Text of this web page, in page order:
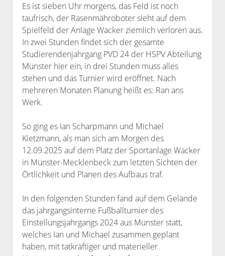
Es ist sieben Uhr morgens, das Feld ist noch
taufrisch, der Rasenmähroboter sieht auf dem
Spielfeld der Anlage Wacker ziemlich verloren aus.
In zwei Stunden findet sich der gesamte
Studierendenjahrgang PVD 24 der HSPV Abteilung
Münster hier ein, in drei Stunden muss alles
stehen und das Turnier wird eröffnet. Nach
mehreren Monaten Planung heißt es: Ran ans
Werk.
So ging es Ian Scharpmann und Michael
Kietzmann, als man sich am Morgen des
12.09.2025 auf dem Platz der Sportanlage Wacker
in Münster-Mecklenbeck zum letzten Sichten der
Örtlichkeit und Planen des Aufbaus traf.
In den folgenden Stunden fand auf dem Gelände
das jahrgangsinterne Fußballturnier des
Einstellungsjahrgangs 2024 aus Münster statt,
welches Ian und Michael zusammen geplant
haben, mit tatkräftiger und materieller